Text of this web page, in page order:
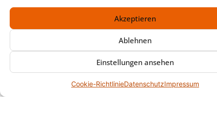
Akzeptieren
Ablehnen
Einstellungen ansehen
Cookie-RichtlinieDatenschutzImpressum
Ferne koordinieren?
Ja. Wichtig sind klare Vorgaben: Was
bleibt, was darf weg, welche Bereiche
gehören dazu? Wir bündeln
Rückfragen und können den
Fortschritt dokumentieren, damit Sie
nicht ständig erreichbar sein müssen.